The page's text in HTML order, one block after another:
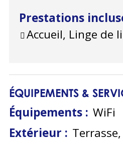
Prestations
Accueil, Linge de
ÉQUIPEMENTS &
Équipements : WiFi
Extérieur : Terrasse